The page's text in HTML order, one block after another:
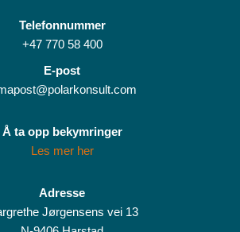
Telefonnummer
+47 770 58 400
E-post
Å ta opp bekymringer
Les mer her
Adresse
Jørgensens vei 13